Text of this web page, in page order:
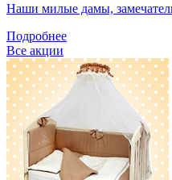
Наши милые дамы,
Подробнее
Все акции